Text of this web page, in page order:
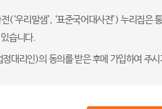
(‘우리말샘’, ‘표준국어대사전’) 누리집
습니다.
대리인)의 동의를 받은 후에 가입하여 주